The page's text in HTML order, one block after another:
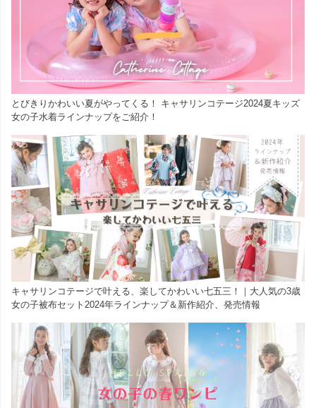
とびきりかわいい夏がやってくる！ キャサリンコテージ2024夏キッズ
女の子水着ラインナップをご紹介！
キャサリンコテージで叶える、楽してかわいい七五三！｜大人気の3歳
女の子被布セット2024年ラインナップ＆新作紹介、発売情報